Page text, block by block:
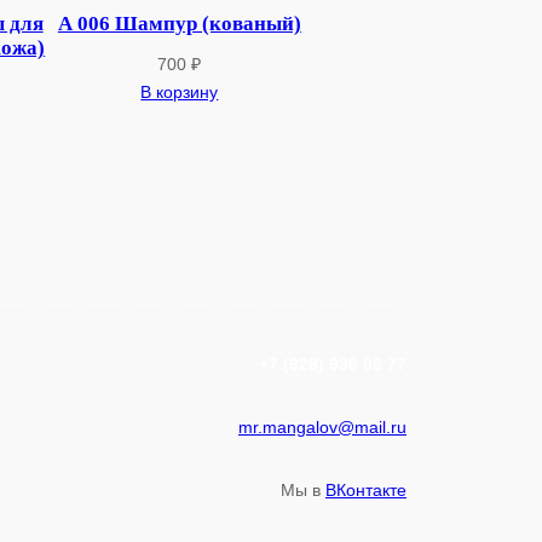
для
А 006 Шампур (кованый)
700₽
В корзину
mr.mangalov@mail.ru
Мы в ВКонтакте